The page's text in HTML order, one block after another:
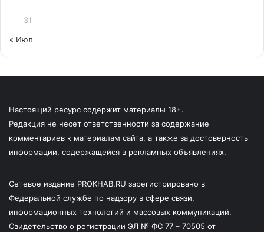
31
« Июл
Настоящий ресурс содержит материалы 18+.
Редакция не несет ответственности за содержание
комментариев к материалам сайта, а также за достоверность
информации, содержащейся в рекламных объявлениях.
Сетевое издание PROKHAB.RU зарегистрировано в
Федеральной службе по надзору в сфере связи,
информационных технологий и массовых коммуникаций.
Свидетельство о регистрации ЭЛ № ФС 77 – 70505 от